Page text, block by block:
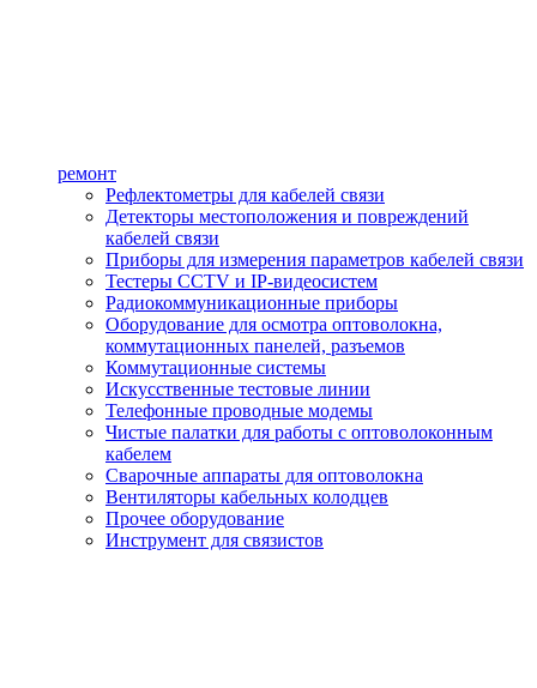
ремонт
Рефлектометры для кабелей связи
Детекторы местоположения и повреждений
кабелей связи
Приборы для измерения параметров кабелей связи
Тестеры CCTV и IP-видеосистем
Радиокоммуникационные приборы
Оборудование для осмотра оптоволокна,
коммутационных панелей, разъемов
Коммутационные системы
Искусственные тестовые линии
Телефонные проводные модемы
Чистые палатки для работы с оптоволоконным
кабелем
Сварочные аппараты для оптоволокна
Вентиляторы кабельных колодцев
Прочее оборудование
Инструмент для связистов